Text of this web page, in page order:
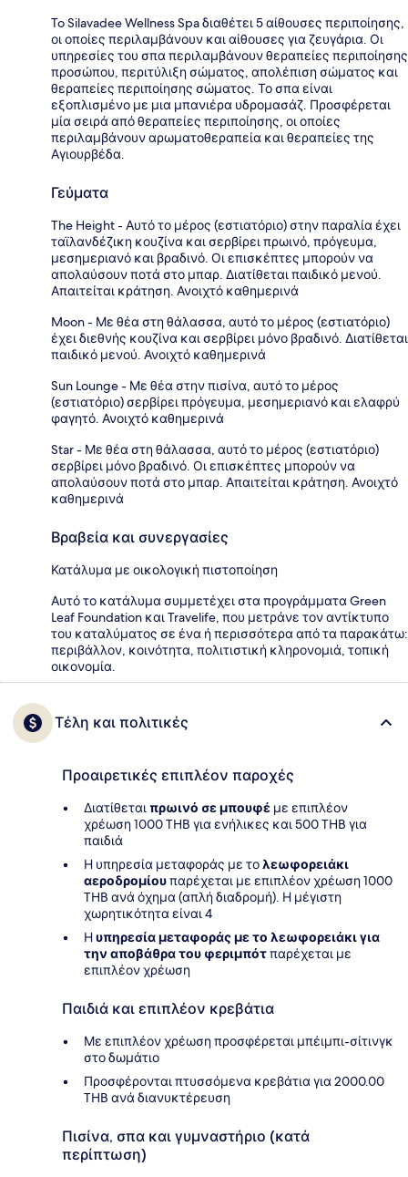
To Silavadee Wellness Spa διαθέτει 5 αίθουσες περιποίησης,
οι οποίες περιλαμβάνουν και αίθουσες για ζευγάρια. Οι
υπηρεσίες του σπα περιλαμβάνουν θεραπείες περιποίησης
προσώπου, περιτύλιξη σώματος, απολέπιση σώματος και
θεραπείες περιποίησης σώματος. Το σπα είναι
εξοπλισμένο με μια μπανιέρα υδρομασάζ. Προσφέρεται
μία σειρά από θεραπείες περιποίησης, οι οποίες
περιλαμβάνουν αρωματοθεραπεία και θεραπείες της
Αγιουρβέδα.
Γεύματα
The Height - Αυτό το μέρος (εστιατόριο) στην παραλία έχει
ταϊλανδέζικη κουζίνα και σερβίρει πρωινό, πρόγευμα,
μεσημεριανό και βραδινό. Οι επισκέπτες μπορούν να
απολαύσουν ποτά στο μπαρ. Διατίθεται παιδικό μενού.
Απαιτείται κράτηση. Ανοιχτό καθημερινά
Moon - Με θέα στη θάλασσα, αυτό το μέρος (εστιατόριο)
έχει διεθνής κουζίνα και σερβίρει μόνο βραδινό. Διατίθεται
παιδικό μενού. Ανοιχτό καθημερινά
Sun Lounge - Με θέα στην πισίνα, αυτό το μέρος
(εστιατόριο) σερβίρει πρόγευμα, μεσημεριανό και ελαφρύ
φαγητό. Ανοιχτό καθημερινά
Star - Με θέα στη θάλασσα, αυτό το μέρος (εστιατόριο)
σερβίρει μόνο βραδινό. Οι επισκέπτες μπορούν να
απολαύσουν ποτά στο μπαρ. Απαιτείται κράτηση. Ανοιχτό
καθημερινά
Βραβεία και συνεργασίες
Κατάλυμα με οικολογική πιστοποίηση
Αυτό το κατάλυμα συμμετέχει στα προγράμματα Green
Leaf Foundation και Travelife, που μετράνε τον αντίκτυπο
του καταλύματος σε ένα ή περισσότερα από τα παρακάτω:
περιβάλλον, κοινότητα, πολιτιστική κληρονομιά, τοπική
οικονομία.
Τέλη και πολιτικές
Προαιρετικές επιπλέον παροχές
Διατίθεταιπρωινό σε μπουφέ με επιπλέον
χρέωση 1000 THB για ενήλικες και 500 THB για
παιδιά
Η υπηρεσία μεταφοράς με τολεωφορειάκι
αεροδρομίουπαρέχεται με επιπλέον χρέωση 1000
THB ανά όχημα (απλή διαδρομή). Η μέγιστη
χωρητικότητα είναι 4
Ηυπηρεσία μεταφοράς με το λεωφορειάκι για
την αποβάθρα του φεριμπότπαρέχεται με
επιπλέον χρέωση
Παιδιά και επιπλέον κρεβάτια
Με επιπλέον χρέωση προσφέρεται μπέιμπι-σίτινγκ
στο δωμάτιο
Προσφέρονται πτυσσόμενα κρεβάτια για 2000.00
THB ανά διανυκτέρευση
Πισίνα, σπα και γυμναστήριο (κατά
περίπτωση)